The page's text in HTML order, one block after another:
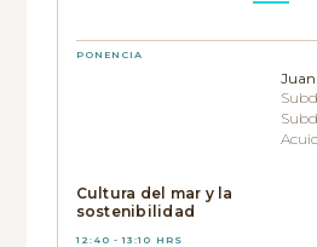
PONENCIA
Cultura del mar y la
sostenibilidad
12:40 - 13:10 HRS
Juan